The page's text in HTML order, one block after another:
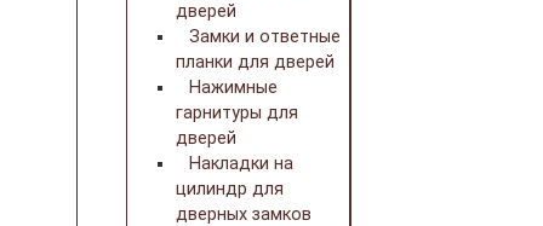
дверей
Замки и ответные
планки для дверей
Нажимные
гарнитуры для
дверей
Накладки на
цилиндр для
дверных замков